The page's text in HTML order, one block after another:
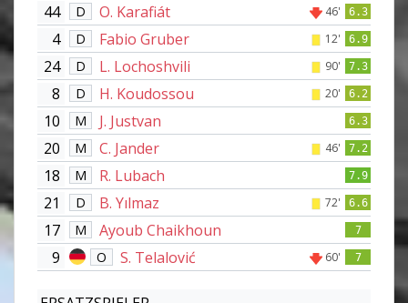
44 D O. Karafiát 46' 6.3
4 D Fabio Gruber 12' 6.9
24 D L. Lochoshvili 90' 7.3
8 D H. Koudossou 20' 6.2
10 M J. Justvan 6.3
20 M C. Jander 46' 7.2
18 M R. Lubach 7.9
21 D B. Yılmaz 72' 6.6
17 M Ayoub Chaikhoun 7
9 O S. Telalović 60' 7